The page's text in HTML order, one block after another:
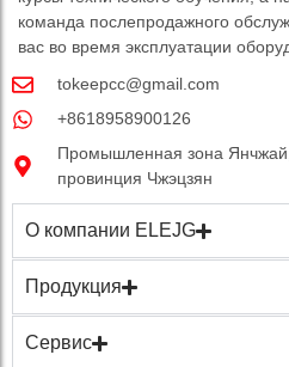
команда послепродажного
вас во время эксплуатации
tokeepcc@gmail.com
+8618958900126
Промышленная зона
провинция Чжэцзян
О компании ELEJG
Продукция
Сервис